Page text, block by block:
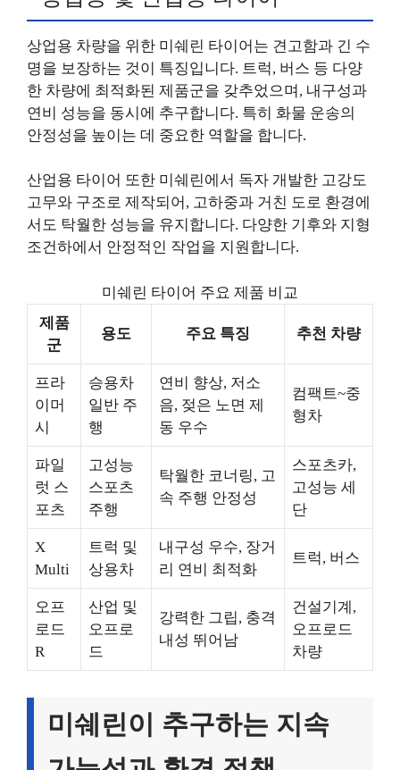
상업용 차량을 위한 미쉐린 타이어는 견고함과 긴 수
명을 보장하는 것이 특징입니다. 트럭, 버스 등 다양
한 차량에 최적화된 제품군을 갖추었으며, 내구성과
연비 성능을 동시에 추구합니다. 특히 화물 운송의
안정성을 높이는 데 중요한 역할을 합니다.
산업용 타이어 또한 미쉐린에서 독자 개발한 고강도
고무와 구조로 제작되어, 고하중과 거친 도로 환경에
서도 탁월한 성능을 유지합니다. 다양한 기후와 지형
조건하에서 안정적인 작업을 지원합니다.
미쉐린 타이어 주요 제품 비교
제품
군
용도 주요 특징 추천 차량
프라
이머
시
승용차
일반 주
행
연비 향상, 저소
음, 젖은 노면 제
동 우수
컴팩트~중
형차
파일
럿 스
포츠
고성능
스포츠
주행
탁월한 코너링, 고
속 주행 안정성
스포츠카,
고성능 세
단
X
Multi
트럭 및
상용차
내구성 우수, 장거
리 연비 최적화
트럭, 버스
오프
로드
R
산업 및
오프로
드
강력한 그립, 충격
내성 뛰어남
건설기계,
오프로드
차량
미쉐린이 추구하는 지속